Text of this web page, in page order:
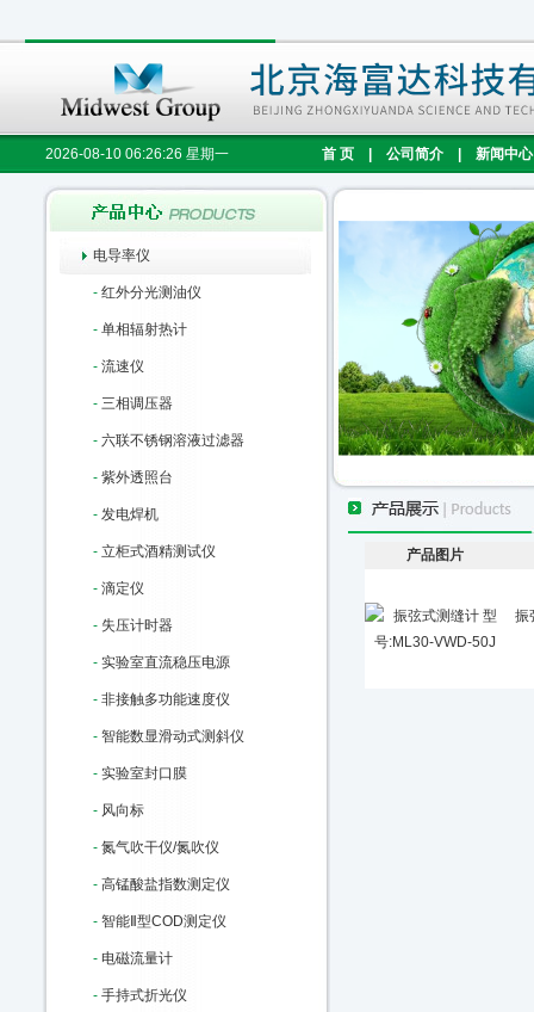
2026-08-10 06:26:27 星期一 首 页 公司简介 新闻中心
电导率仪
- 红外分光测油仪
- 单相辐射热计
- 流速仪
- 三相调压器
- 六联不锈钢溶液过滤器
- 紫外透照台
- 发电焊机
- 立柜式酒精测试仪
- 滴定仪
- 失压计时器
- 实验室直流稳压电源
- 非接触多功能速度仪
- 智能数显滑动式测斜仪
- 实验室封口膜
- 风向标
- 氮气吹干仪/氮吹仪
- 高锰酸盐指数测定仪
- 智能Ⅱ型COD测定仪
- 电磁流量计
- 手持式折光仪
产品图片
振